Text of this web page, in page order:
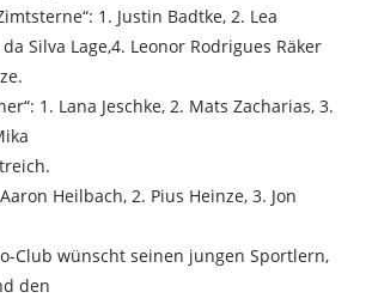
1. Justin Badtke, 2. Lea
Silva Lage,4. Leonor Rodrigues Räker
1. Lana Jeschke, 2. Mats Zacharias, 3.
Heilbach, 2. Pius Heinze, 3. Jon
Club wünscht seinen jungen Sportlern,
den